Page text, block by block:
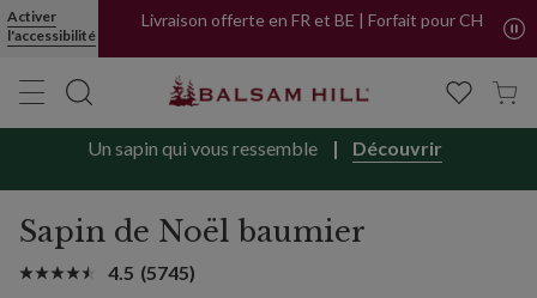
Activer
l'accessibilité
Livraison offerte en FR et BE | Forfait pour CH
Un sapin qui vous ressemble Découvrir
Sapin de Noël baumier
4.5 (5745)